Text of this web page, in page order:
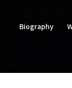
Biography